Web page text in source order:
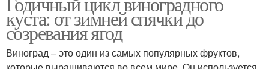
Виноградная лоза
лозе
Початки на
куста: от зимней спячки до
созревания ягод
Виноград – это один из самых популярных фруктов,